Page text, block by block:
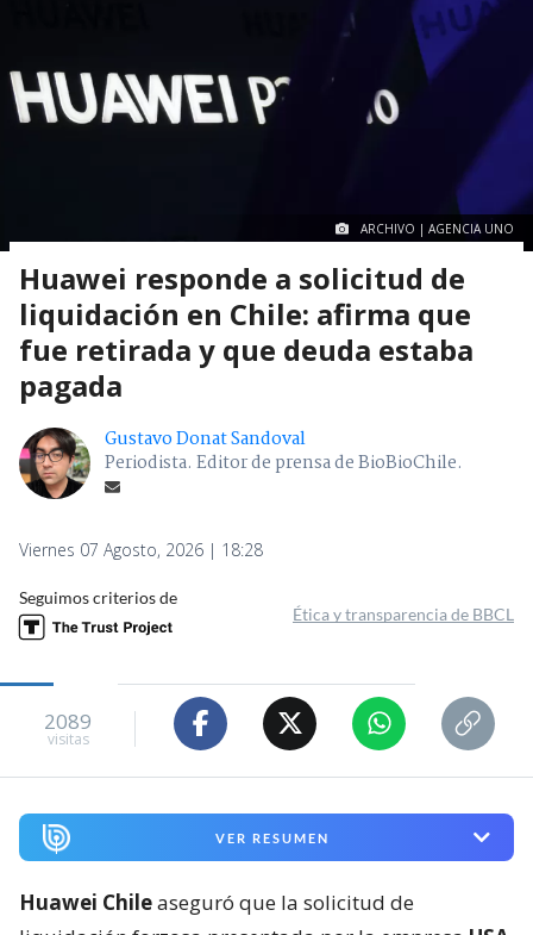
ARCHIVO | AGENCIA UNO
Huawei responde a solicitud de
liquidación en Chile: afirma que
fue retirada y que deuda estaba
pagada
Gustavo Donat Sandoval
Periodista. Editor de prensa de BioBioChile.
Viernes 07 Agosto, 2026 | 18:28
Seguimos criterios de
Ética y transparencia de BBCL
2089
visitas
VER RESUMEN
Huawei Chileaseguró que la solicitud de